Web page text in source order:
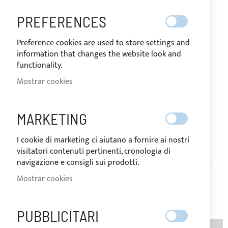
AT06-009
BASE DE SOPORTE TIPO
BLANCO
DISPONIBLE
1,20 €
El precio puede variar según el tipo de
IVA del país de destino de la mercancía.
CANTIDAD
ENVÍO EN 24/48 HORAS
Saltar
comienzo
imágenes
PREFERENCES
Preference cookies are used to store settings and
information that changes the website look and
functionality.
Mostrar cookies
MARKETING
I cookie di marketing ci aiutano a fornire ai nostri
visitatori contenuti pertinenti, cronologia di
navigazione e consigli sui prodotti.
Mostrar cookies
PUBBLICITARI